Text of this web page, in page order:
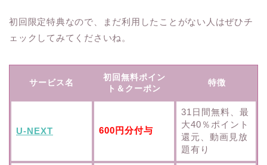
初回限定特典なので、まだ利用したことがない人はぜひチ
ェックしてみてくださいね。
サービス名
初回無料ポイン
ト＆クーポン
特徴
U-NEXT 600円分付与
31日間無料、最
大40％ポイント
還元、動画見放
題有り